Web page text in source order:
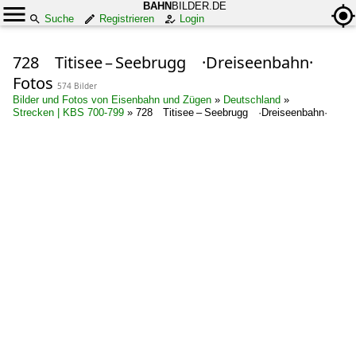
BAHN BILDER.DE
Suche
Registrieren Login
728 Titisee – Seebrugg ·Dreiseenbahn·
Fotos 574 Bilder
Bilder und Fotos von Eisenbahn und Zügen » Deutschland »
Strecken | KBS 700-799 » 728 Titisee – Seebrugg ·Dreiseenbahn·